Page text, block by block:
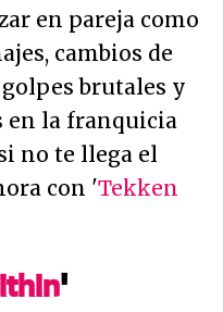
en pareja como
cambios de
brutales y
en la franquicia
no te llega el
con 'Tekken
'